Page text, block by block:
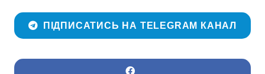
ПІДПИСАТИСЬ НА TELEGRAM КАНАЛ